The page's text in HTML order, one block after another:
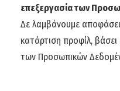
επεξεργασία των
Δε λαμβάνουμε
κατάρτιση προφίλ,
των Προσωπικών